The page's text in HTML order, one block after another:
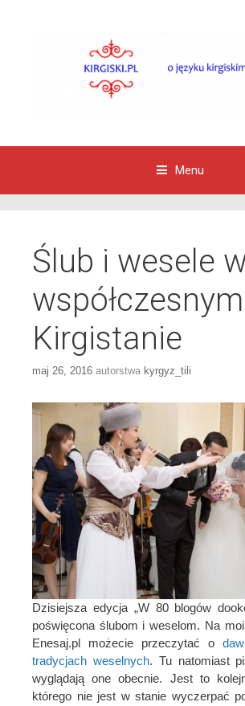
Menu
Ślub i wesele
współczesnym
Kirgistanie
maj 26, 2016 autorstwa kyrgyz_tili
Dzisiejsza edycja „W 80 blogów
poświęcona ślubom i weselom. Na
Enesaj.pl możecie przeczytać o
tradycjach weselnych. Tu natomiast
wyglądają one obecnie. Jest to
którego nie jest w stanie wyczerpać